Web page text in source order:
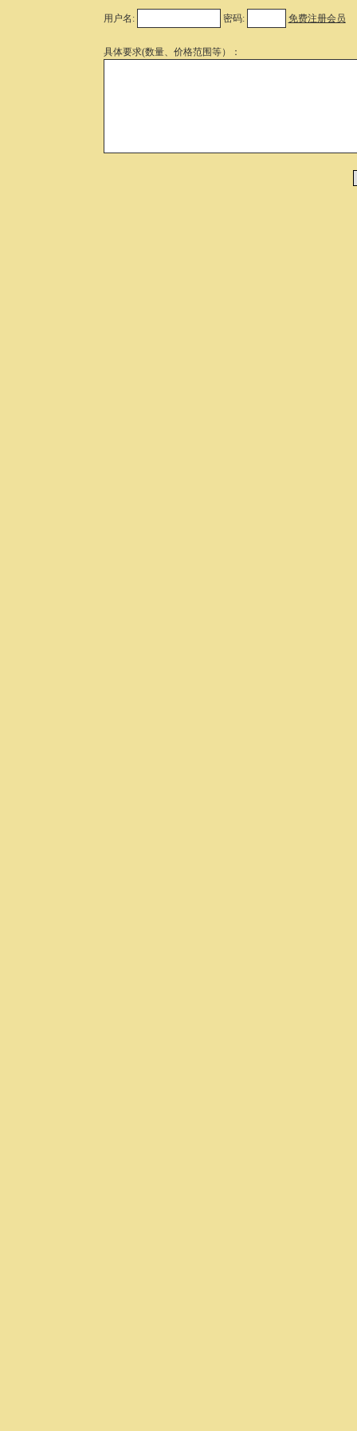
用户名: 密码: 免费注册会员
具体要求(数量、价格范围等）：